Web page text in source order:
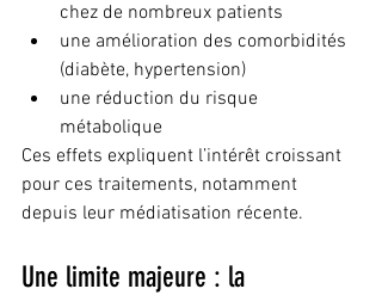
chez de nombreux patients
une amélioration des comorbidités
(diabète, hypertension)
une réduction du risque
métabolique
Ces effets expliquent l’intérêt croissant
pour ces traitements, notamment
depuis leur médiatisation récente.
Une limite majeure : la